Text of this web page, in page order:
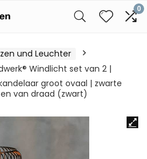
0
und Leuchter
Windlicht set van 2 |
groot ovaal | zwarte
van draad (zwart)